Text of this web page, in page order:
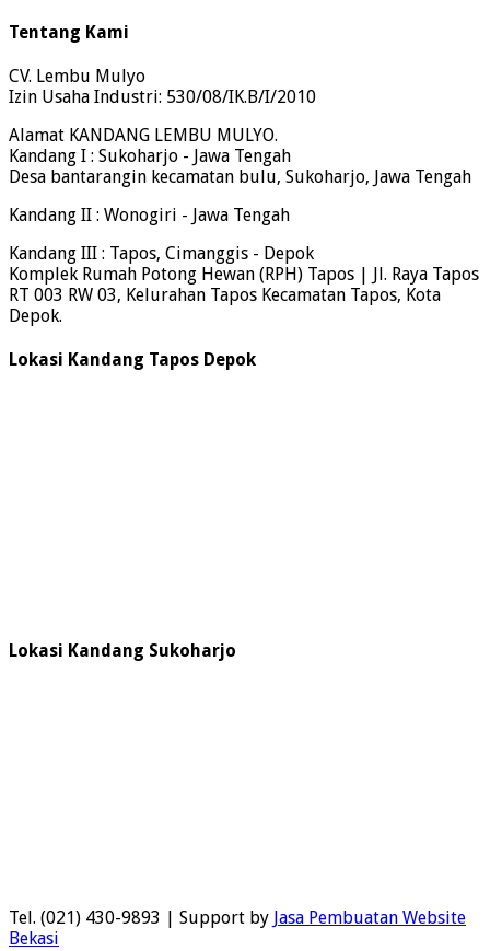
Tentang Kami
CV. Lembu Mulyo
Izin Usaha Industri: 530/08/IK.B/I/2010
Alamat KANDANG LEMBU MULYO.
Kandang I : Sukoharjo - Jawa Tengah
Desa bantarangin kecamatan bulu, Sukoharjo, Jawa Tengah
Kandang II : Wonogiri - Jawa Tengah
Kandang III : Tapos, Cimanggis - Depok
Komplek Rumah Potong Hewan (RPH) Tapos | Jl. Raya Tapos
RT 003 RW 03, Kelurahan Tapos Kecamatan Tapos, Kota
Depok.
Lokasi Kandang Tapos Depok
Lokasi Kandang Sukoharjo
Tel. (021) 430-9893 | Support by Jasa Pembuatan Website
Bekasi